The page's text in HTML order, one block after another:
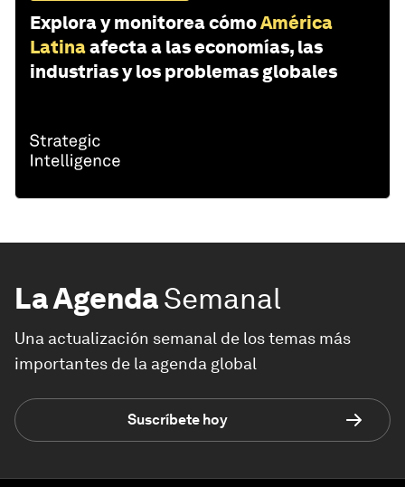
Explora y monitorea cómoAmérica
Latinaafecta a las economías, las
industrias y los problemas globales
La AgendaSemanal
Una actualización semanal de los temas más
importantes de la agenda global
Suscríbete hoy